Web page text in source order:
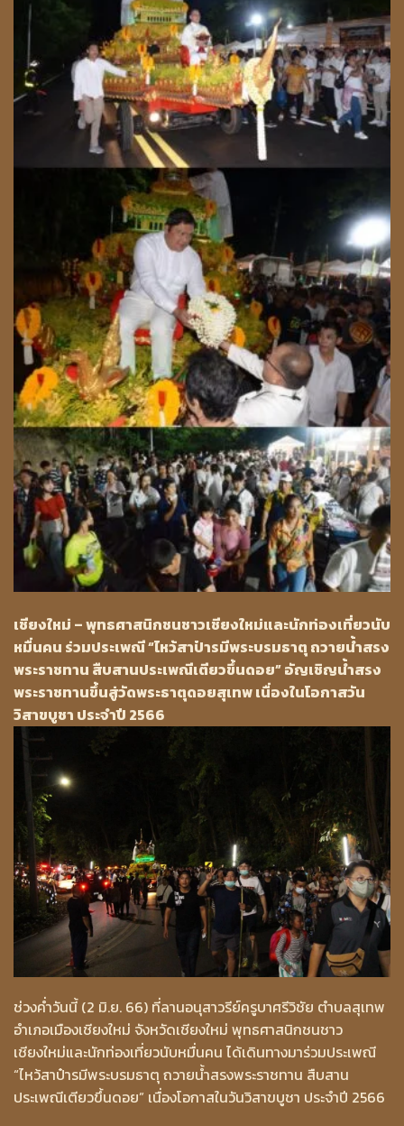
เชียงใหม่ – พุทธศาสนิกชนชาวเชียงใหม่และนักท่องเที่ยวนับ
หมื่นคน ร่วมประเพณี “ไหว้สาป๋ารมีพระบรมธาตุ ถวายน้ำสรง
พระราชทาน สืบสานประเพณีเตียวขึ้นดอย” อัญเชิญน้ำสรง
พระราชทานขึ้นสู่วัดพระธาตุดอยสุเทพ เนื่องในโอกาสวัน
วิสาขบูชา ประจำปี 2566
ช่วงค่ำวันนี้ (2 มิ.ย. 66) ที่ลานอนุสาวรีย์ครูบาศรีวิชัย ตำบลสุเทพ
อำเภอเมืองเชียงใหม่ จังหวัดเชียงใหม่ พุทธศาสนิกชนชาว
เชียงใหม่และนักท่องเที่ยวนับหมื่นคน ได้เดินทางมาร่วมประเพณี
“ไหว้สาป๋ารมีพระบรมธาตุ ถวายน้ำสรงพระราชทาน สืบสาน
ประเพณีเตียวขึ้นดอย” เนื่องโอกาสในวันวิสาขบูชา ประจำปี 2566